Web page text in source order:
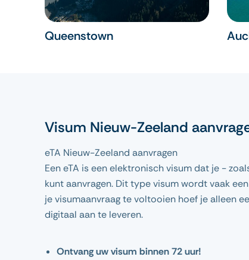
Queenstown
Visum Nieuw-Zeeland
eTA Nieuw-Zeeland aanvragen
Een eTA is een elektronisch visum dat je -
kunt aanvragen. Dit type visum wordt vaak
je visumaanvraag te voltooien hoef je alleen
digitaal aan te leveren.
Ontvang uw visum binnen 72 uur!